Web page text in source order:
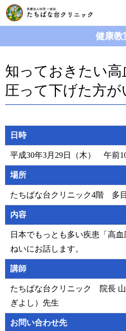
健康教
知っておきたい
圧って下げた方が
日時
平成30年3月29日（木） 午前
場所
たちばな台クリニック4階 多
内容
日本でもっとも多い疾患「高
ねいにお話します。
講師
たちばな台クリニック 院長
ぎよし）先生
お問い合わせ先